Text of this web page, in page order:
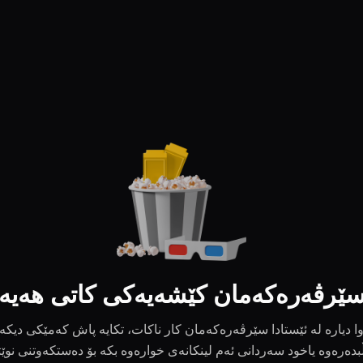
کێشەیەکی کاتی
وا دیارە لە ئێستادا سێرڤەرەکەمان کار ناکات، تکایە پاش کەمێکی دیکە
یاخود سەردانی ئەم لینکانەی خوارەوە بکە بۆ دەستکەوتنی